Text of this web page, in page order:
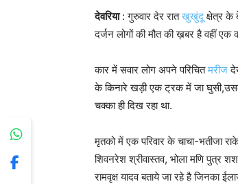
देवरिया: गुरुवार देर रातखुखुंदू क्षेत्र के
दर्जन लोगों की मौत की ख़बर है वहीं एक
कार में सवार लोग अपने परिचितमरीज
के किनारे खड़ी एक ट्रक में जा
चक्का ही दिख रहा था.
मृतको में एक परिवार के चाचा-भतीजा
शिवनरेश श्रीवास्तव, भोला मणि पुत्र
रामवृक्ष यादव बताये जा रहे है जिनका